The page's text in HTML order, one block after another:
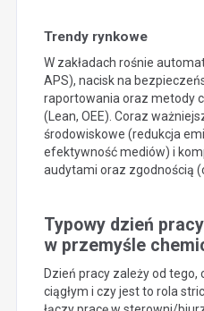
Trendy rynkowe
W zakładach rośnie
APS), nacisk na
raportowania oraz metody
(Lean, OEE). Coraz
środowiskowe (redukcja
efektywność mediów) i
audytami oraz zgodnością
Typowy dzień
w przemyśle
Dzień pracy zależy od tego,
ciągłym i czy jest to rola